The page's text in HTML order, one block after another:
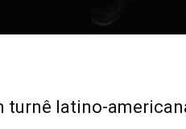
turnê latino-